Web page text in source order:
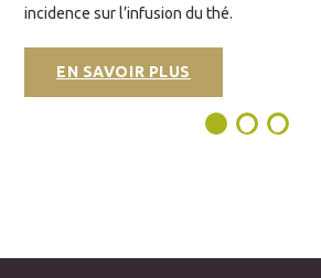
incidence sur l’infusion du thé.
EN SAVOIR PLUS